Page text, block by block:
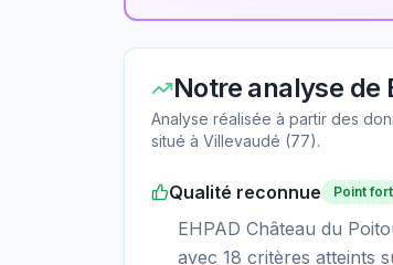
Notre analyse de
Analyse réalisée à partir des
situé à Villevaudé (77).
Qualité reconnue Point fort
EHPAD Château du
avec 18 critères atteints